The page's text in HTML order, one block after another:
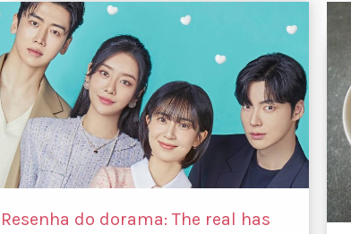
Resenha do dorama: The real has